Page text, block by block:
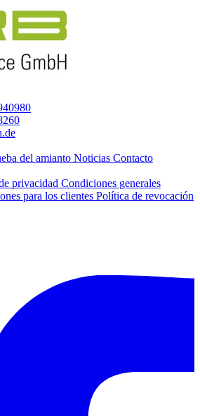
del amianto Noticias Contacto
privacidad Condiciones generales
para los clientes Política de revocación